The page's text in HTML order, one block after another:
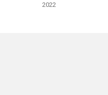
2022